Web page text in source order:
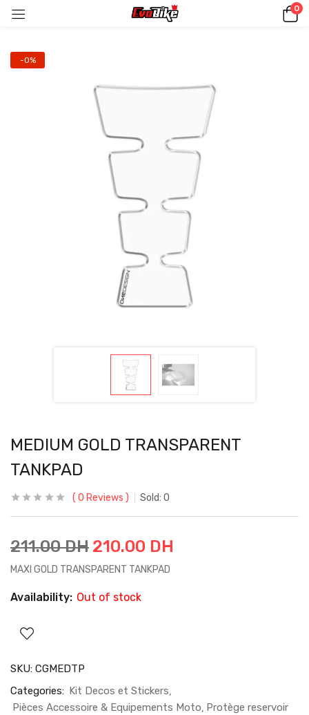
0
-0%
MEDIUM GOLD TRANSPARENT
TANKPAD
0 Reviews Sold: 0
211.00DH 210.00 DH
MAXI GOLD TRANSPARENT TANKPAD
Availability: Out of stock
SKU: CGMEDTP
Categories: Kit Decos et Stickers
Pièces Accessoire & Equipements Moto Protège reservoir